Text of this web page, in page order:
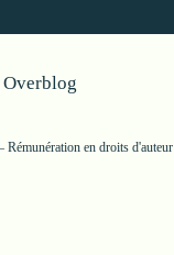
Overblog
Rémunération en droits d'auteur